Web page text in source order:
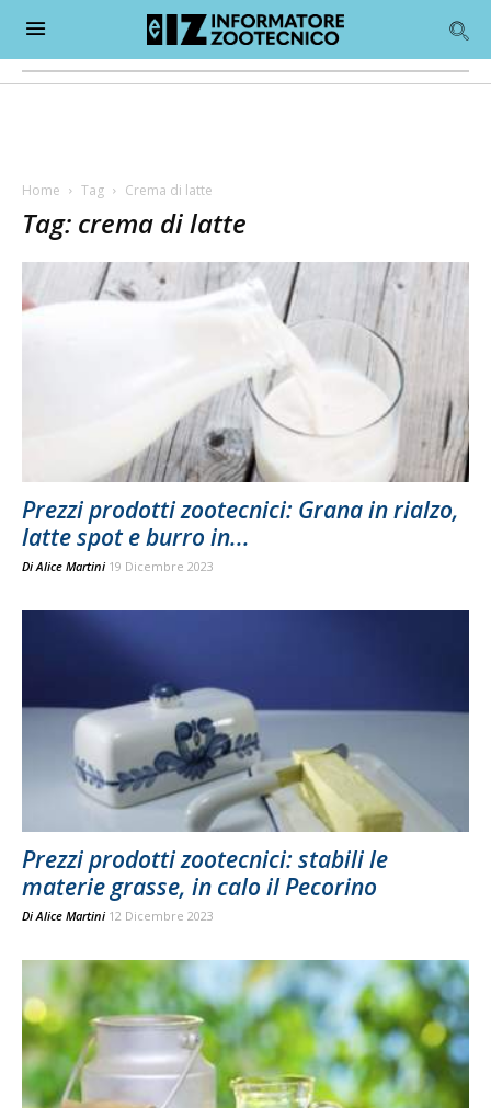
Home Tag Crema di latte
Tag: crema di latte
Prezzi prodotti zootecnici: Grana in rialzo,
latte spot e burro in...
DiAlice Martini 19 Dicembre 2023
Prezzi prodotti zootecnici: stabili le
materie grasse, in calo il Pecorino
Di Alice Martini 12 Dicembre 2023